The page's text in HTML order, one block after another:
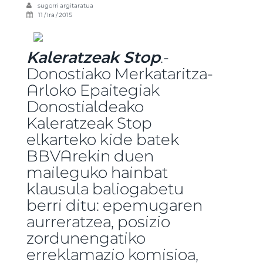
sugorri argitaratua
11 / Ira / 2015
Kaleratzeak Stop.-
Donostiako Merkataritza-
Arloko Epaitegiak
Donostialdeako
Kaleratzeak Stop
elkarteko kide batek
BBVArekin duen
maileguko hainbat
klausula baliogabetu
berri ditu: epemugaren
aurreratzea, posizio
zordunengatiko
erreklamazio komisioa,